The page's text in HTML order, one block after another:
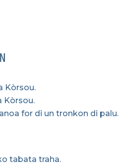
Kòrsou.
Kòrsou.
for di un tronkon di palu.
tabata traha.